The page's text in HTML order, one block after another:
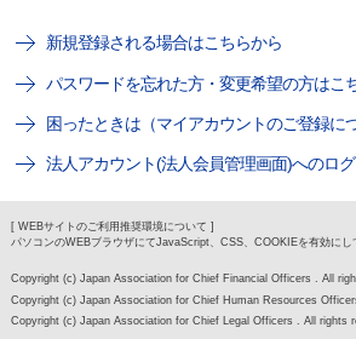
新規登録される場合はこちらから
パスワードを忘れた方・変更希望の方はこ
困ったときは（マイアカウントのご登録に
法人アカウント(法人会員管理画面)へのロ
[ WEBサイトのご利用推奨環境について ]
パソコンのWEBブラウザにてJavaScript、CSS、COOKIEを有効にし
Copyright (c) Japan Association for Chief Financial Officers . All
Copyright (c) Japan Association for Chief Human Resources
Copyright (c) Japan Association for Chief Legal Officers . All rights